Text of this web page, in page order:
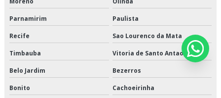
Parnamirim Paulista
Recife Sao Lourenco da Mata
Timbauba Vitoria de Santo Antao
Belo Jardim Bezerros
Bonito Cachoeirinha